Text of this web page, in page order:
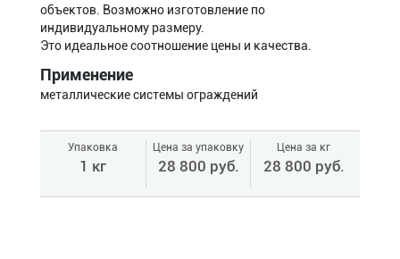
объектов. Возможно изготовление по
индивидуальному размеру.
Это идеальное соотношение цены и качества.
Применение
металлические системы ограждений
Упаковка
1 кг
Цена за упаковку
28 800 руб.
Цена за кг
28 800 руб.